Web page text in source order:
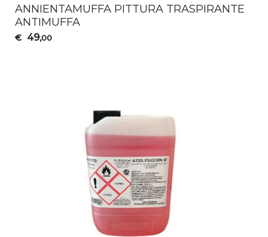
ANNIENTAMUFFA PITTURA TRASPIRANTE
ANTIMUFFA
€ 49,00